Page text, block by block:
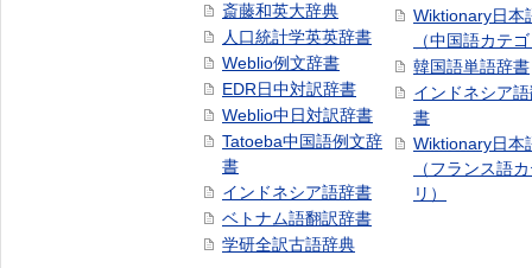
斎藤和英大辞典
人口統計学英英辞書
Weblio例文辞書
EDR日中対訳辞書
Weblio中日対訳辞書
Tatoeba中国語例文辞
書
インドネシア語辞書
ベトナム語翻訳辞書
学研全訳古語辞典
Wiktionary日本
（中国語カテ
韓国語単語辞書
インドネシア
書
Wiktionary日本
（フランス語
リ）